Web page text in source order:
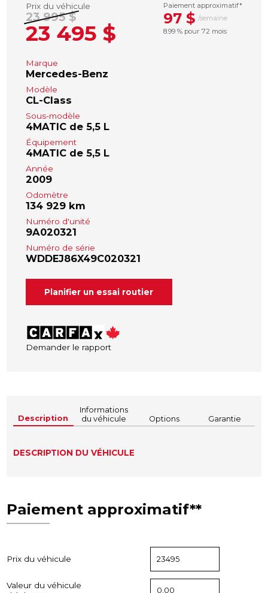
Prix du véhicule
23 995 $
23 495 $
Paiement approximatif*
97 $ /semaine
8.99 % pour 72 mois
Marque
Mercedes-Benz
Modèle
CL-Class
Sous-modèle
4MATIC de 5,5 L
Équipement
4MATIC de 5,5 L
Année
2009
Odomètre
134 929 km
Numéro d'unité
9A020321
Numéro de série
WDDEJ86X49C020321
Planifier un essai routier
Demander le rapport
Description
Informations
du véhicule
Options Garantie
DESCRIPTION DU VÉHICULE
Paiement approximatif**
Prix du véhicule
Valeur du véhicule